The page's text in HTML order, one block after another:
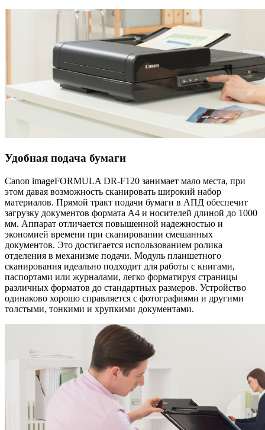
Удобная подача бумаги
Canon imageFORMULA DR-F120 занимает мало места, при
этом давая возможность сканировать широкий набор
материалов. Прямой тракт подачи бумаги в АПД обеспечит
загрузку документов формата A4 и носителей длиной до 1000
мм. Аппарат отличается повышенной надежностью и
экономией времени при сканировании смешанных
документов. Это достигается использованием ролика
отделения в механизме подачи. Модуль планшетного
сканирования идеально подходит для работы с книгами,
паспортами или журналами, легко форматируя страницы
различных форматов до стандартных размеров. Устройство
одинаково хорошо справляется с фотографиями и другими
толстыми, тонкими и хрупкими документами.